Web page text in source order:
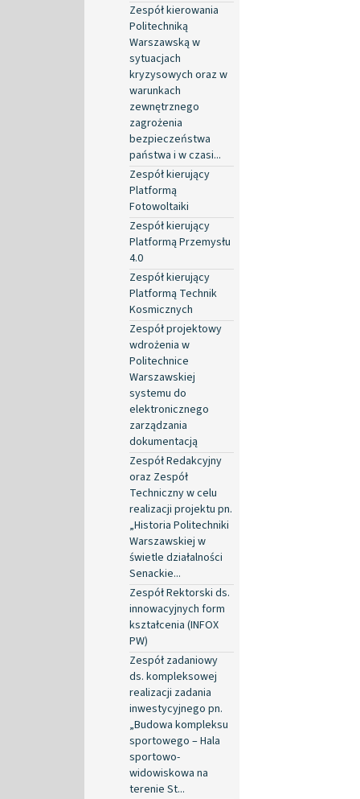
Zespół kierowania
Politechniką
Warszawską w
sytuacjach
kryzysowych oraz w
warunkach
zewnętrznego
zagrożenia
bezpieczeństwa
państwa i w czasi...
Zespół kierujący
Platformą
Fotowoltaiki
Zespół kierujący
Platformą Przemysłu
4.0
Zespół kierujący
Platformą Technik
Kosmicznych
Zespół projektowy
wdrożenia w
Politechnice
Warszawskiej
systemu do
elektronicznego
zarządzania
dokumentacją
Zespół Redakcyjny
oraz Zespół
Techniczny w celu
realizacji projektu pn.
„Historia Politechniki
Warszawskiej w
świetle działalności
Senackie...
Zespół Rektorski ds.
innowacyjnych form
kształcenia (INFOX
PW)
Zespół zadaniowy
ds. kompleksowej
realizacji zadania
inwestycyjnego pn.
„Budowa kompleksu
sportowego – Hala
sportowo-
widowiskowa na
terenie St...